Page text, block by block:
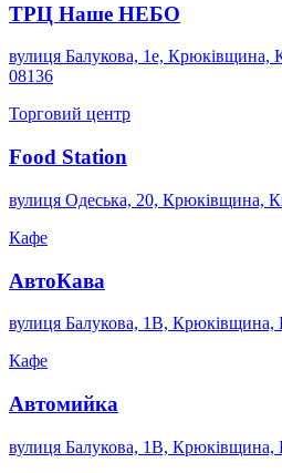
ТРЦ Наше НЕБО
вулиця Балукова, 1е, Крюківщина,
08136
Торговий центр
Food Station
вулиця Одеська, 20, Крюківщина,
Кафе
АвтоКава
вулиця Балукова, 1В, Крюківщина,
Кафе
Автомийка
вулиця Балукова, 1В, Крюківщина,